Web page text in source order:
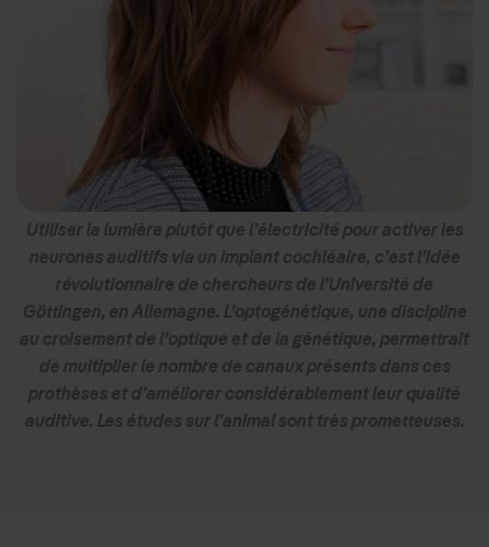
Utiliser la lumière plutôt que l’électricité pour activer les
neurones auditifs via un implant cochléaire, c’est l’idée
révolutionnaire de chercheurs de l’Université de
Göttingen, en Allemagne. L’optogénétique, une discipline
au croisement de l’optique et de la génétique, permettrait
de multiplier le nombre de canaux présents dans ces
prothèses et d’améliorer considérablement leur qualité
auditive. Les études sur l’animal sont très prometteuses.